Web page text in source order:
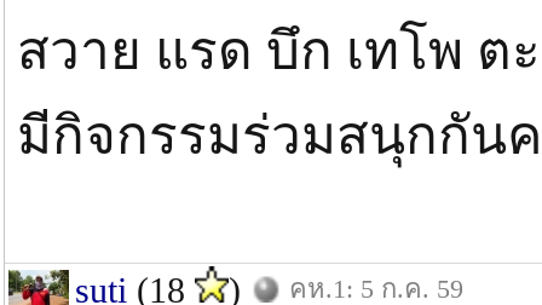
สวาย แรด บึก เทโพ ต
มีกิจกรรมร่วมสนุกกัน
suti (18 ) คห.1: 5 ก.ค. 59